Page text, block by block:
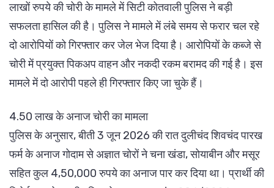
लाखों रुपये की चोरी के मामले में सिटी कोतवाली पुलिस ने बड़ी
सफलता हासिल की है। पुलिस ने मामले में लंबे समय से फरार चल रहे
दो आरोपियों को गिरफ्तार कर जेल भेज दिया है। आरोपियों के कब्जे से
चोरी में प्रयुक्त पिकअप वाहन और नकदी रकम बरामद की गई है। इस
मामले में दो आरोपी पहले ही गिरफ्तार किए जा चुके हैं।
4.50 लाख के अनाज चोरी का मामला
पुलिस के अनुसार, बीती 3 जून 2026 की रात दुलीचंद शिवचंद पारख
फर्म के अनाज गोदाम से अज्ञात चोरों ने चना खंडा, सोयाबीन और मसूर
सहित कुल 4,50,000 रुपये का अनाज पार कर दिया था। प्रार्थी की